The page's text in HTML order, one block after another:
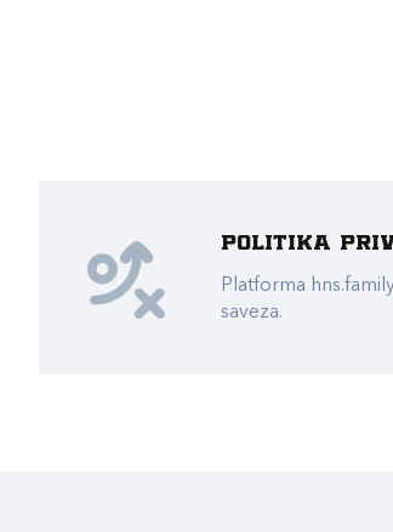
Politika
Platforma
saveza.